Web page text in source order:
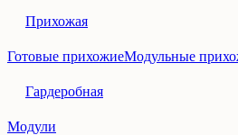
Прихожая
Готовые прихожиеМодульные
Гардеробная
Модули